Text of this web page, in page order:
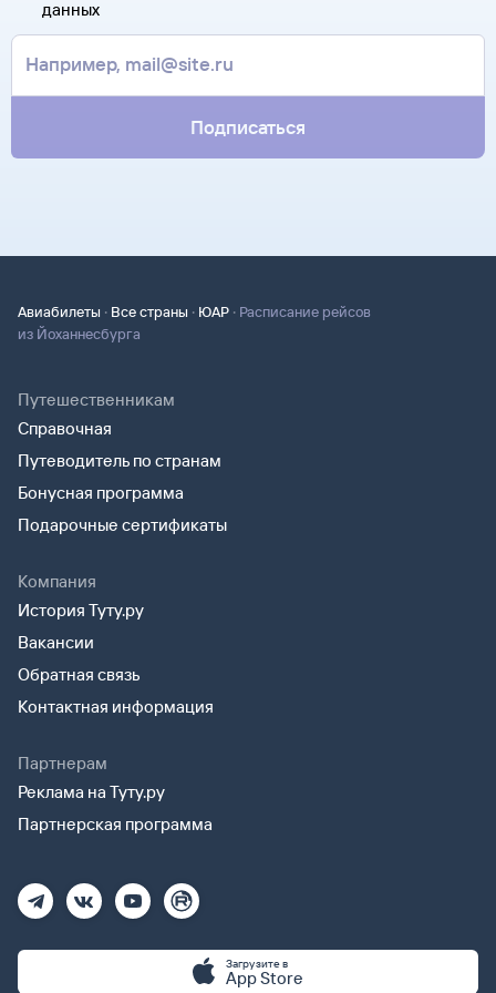
почте. Советуем распечатать ее и взять с собой в аэропорт.
Она может пригодиться на паспортном контроле
за границей, хотя для посадки в самолет вам понадобится
только паспорт.
контакты агентства-партнера, через которое оформлен
билет. Вы можете связаться с ним напрямую.
данных
Подписаться
Авиабилеты · Все страны · ЮАР · Расписание рейсов
из Йоханнесбурга
Путешественникам
Справочная
Путеводитель по странам
Бонусная программа
Подарочные сертификаты
Компания
История Туту.ру
Вакансии
Обратная связь
Контактная информация
Партнерам
Реклама на Туту.ру
Партнерская программа
Загрузите в
App Store